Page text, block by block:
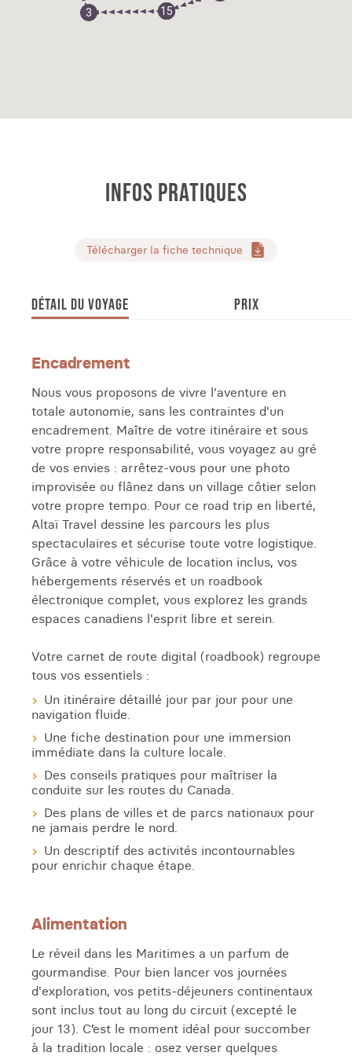
1
2
3
15
INFOS PRATIQUES
Télécharger la fiche technique
DÉTAIL DU VOYAGE PRIX
Encadrement
Nous vous proposons de vivre l'aventure en
totale autonomie, sans les contraintes d'un
encadrement. Maître de votre itinéraire et sous
votre propre responsabilité, vous voyagez au gré
de vos envies : arrêtez-vous pour une photo
improvisée ou flânez dans un village côtier selon
votre propre tempo. Pour ce road trip en liberté,
Altaï Travel dessine les parcours les plus
spectaculaires et sécurise toute votre logistique.
Grâce à votre véhicule de location inclus, vos
hébergements réservés et un roadbook
électronique complet, vous explorez les grands
espaces canadiens l'esprit libre et serein.
Votre carnet de route digital (roadbook) regroupe
tous vos essentiels :
Un itinéraire détaillé jour par jour pour une
navigation fluide.
Une fiche destination pour une immersion
immédiate dans la culture locale.
Des conseils pratiques pour maîtriser la
conduite sur les routes du Canada.
Des plans de villes et de parcs nationaux pour
ne jamais perdre le nord.
Un descriptif des activités incontournables
pour enrichir chaque étape.
Alimentation
Le réveil dans les Maritimes a un parfum de
gourmandise. Pour bien lancer vos journées
d'exploration, vos petits-déjeuners continentaux
sont inclus tout au long du circuit (excepté le
jour 13). C’est le moment idéal pour succomber
à la tradition locale : osez verser quelques